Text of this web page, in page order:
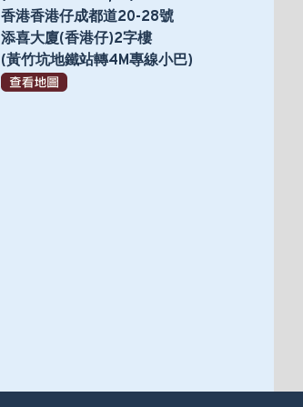
香港香港仔成都道20-28號
添喜大廈(香港仔)2字樓
(黃竹坑地鐵站轉4M專線小巴)